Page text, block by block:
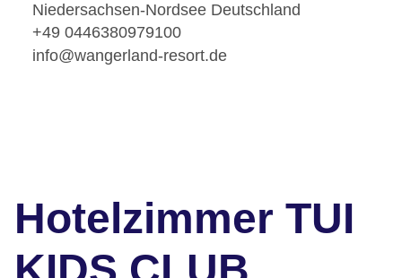
Niedersachsen-Nordsee Deutschland
+49 0446380979100
info@wangerland-resort.de
Hotelzimmer TUI